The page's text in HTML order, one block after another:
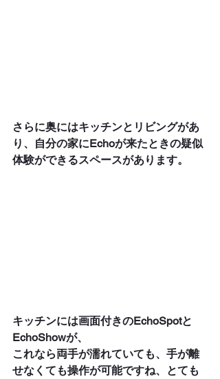
さらに奥にはキッチンとリビングがあ
り、自分の家にEchoが来たときの疑似
体験ができるスペースがあります。
キッチンには画面付きのEchoSpotと
EchoShowが、
これなら両手が濡れていても、手が離
せなくても操作が可能ですね、とても